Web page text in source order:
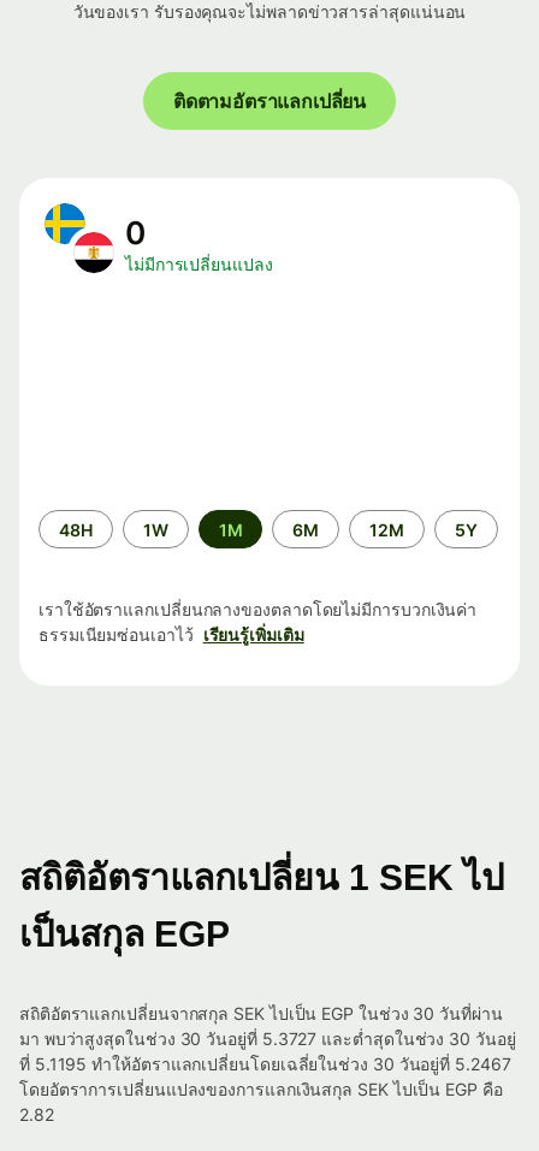
วันของเรา รับรองคุณจะไม่พลาดข่าวสารล่าสุดแน่นอน
ติดตามอัตราแลกเปลี่ยน
0
ไม่มีการเปลี่ยนแปลง
ระยะ
เวลา
48H 1W 1M 6M 12M 5Y
เราใช้อัตราแลกเปลี่ยนกลางของตลาดโดยไม่มีการบวกเงินค่า
ธรรมเนียมซ่อนเอาไว้ เรียนรู้เพิ่มเติม
สถิติอัตราแลกเปลี่ยน 1 SEK ไป
เป็นสกุล EGP
สถิติอัตราแลกเปลี่ยนจากสกุล SEK ไปเป็น EGP ในช่วง 30 วันที่ผ่าน
มา พบว่าสูงสุดในช่วง 30 วันอยู่ที่ 5.3727 และต่ำสุดในช่วง 30 วันอยู่
ที่ 5.1195 ทำให้อัตราแลกเปลี่ยนโดยเฉลี่ยในช่วง 30 วันอยู่ที่ 5.2467
โดยอัตราการเปลี่ยนแปลงของการแลกเงินสกุล SEK ไปเป็น EGP คือ
2.82